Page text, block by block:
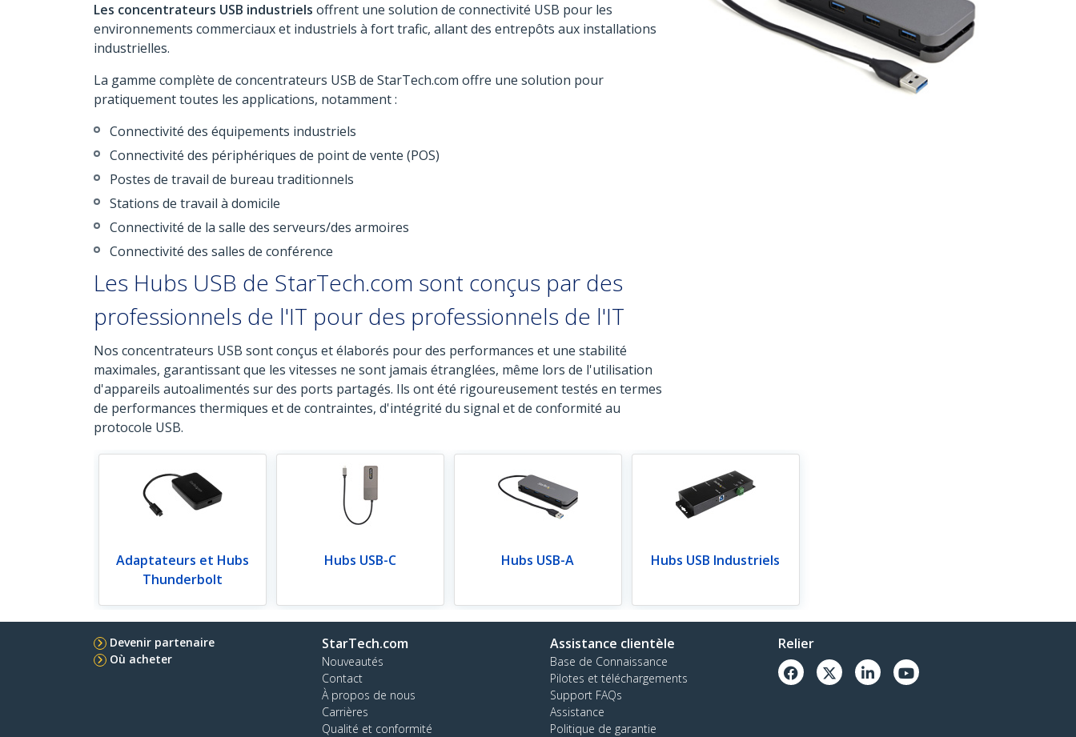
Les concentrateurs USB industriels offrent une solution de connectivité USB pour les
environnements commerciaux et industriels à fort trafic, allant des entrepôts aux installations
industrielles.
La gamme complète de concentrateurs USB de StarTech.com offre une solution pour
pratiquement toutes les applications, notamment :
Connectivité des équipements industriels
Connectivité des périphériques de point de vente (POS)
Postes de travail de bureau traditionnels
Stations de travail à domicile
Connectivité de la salle des serveurs/des armoires
Connectivité des salles de conférence
Les Hubs USB de StarTech.com sont conçus par des
professionnels de l'IT pour des professionnels de l'IT
Nos concentrateurs USB sont conçus et élaborés pour des performances et une stabilité
maximales, garantissant que les vitesses ne sont jamais étranglées, même lors de l'utilisation
d'appareils autoalimentés sur des ports partagés. Ils ont été rigoureusement testés en termes
de performances thermiques et de contraintes, d'intégrité du signal et de conformité au
protocole USB.
Adaptateurs et Hubs
Thunderbolt
Hubs USB-C Hubs USB-A Hubs USB Industriels
Devenir partenaire
Où acheter
StarTech.com
Nouveautés
Contact
À propos de nous
Carrières
Qualité et conformité
Assistance clientèle
Base de Connaissance
Pilotes et téléchargements
Support FAQs
Assistance
Politique de garantie
Relier